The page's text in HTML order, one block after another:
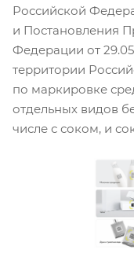
Российской
и Постановления
Федерации от
территории
по маркировке
отдельных видов
числе с соком, и